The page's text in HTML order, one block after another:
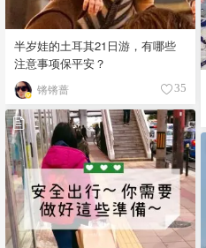
半岁娃的土耳其21日游，有哪些
注意事项保平安？
锵锵蔷 35